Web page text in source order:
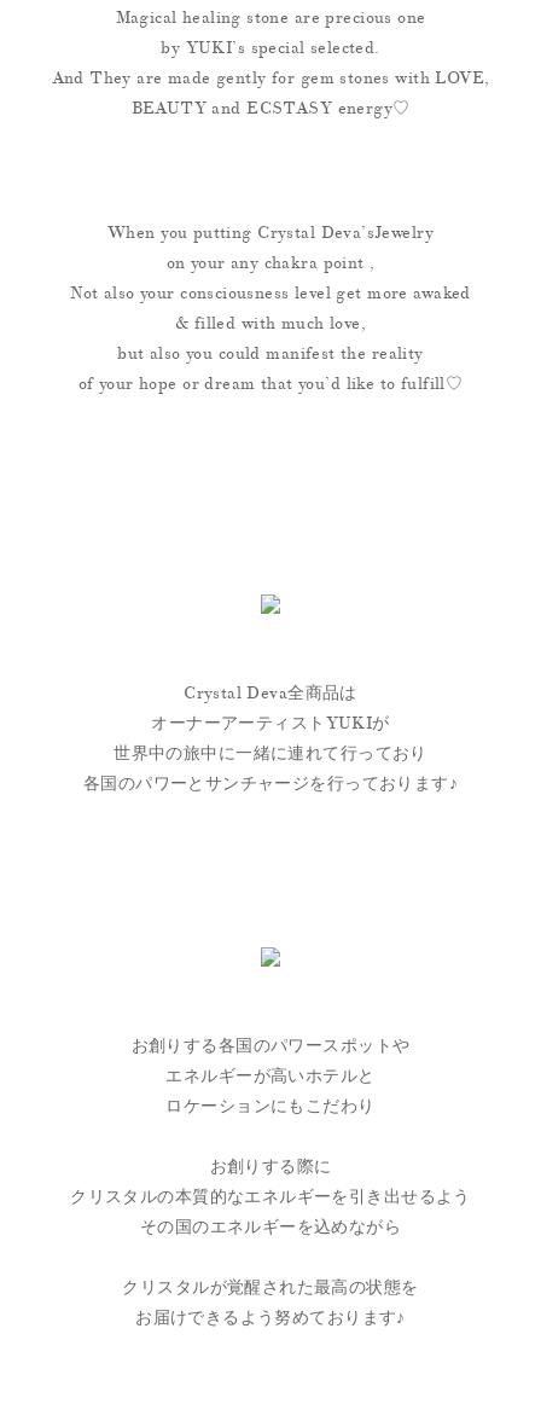
Magical healing stone are precious one
by YUKI’s special selected.
And They are made gently for gem stones with LOVE,
BEAUTY and ECSTASY energy♡
When you putting Crystal Deva’sJewelry
on your any chakra point ,
Not also your consciousness level get more awaked
& filled with much love,
but also you could manifest the reality
of your hope or dream that you’d like to fulfill♡
Crystal Deva全商品は
オーナーアーティストYUKIが
世界中の旅中に一緒に連れて行っており
各国のパワーとサンチャージを行っております♪
お創りする各国のパワースポットや
エネルギーが高いホテルと
ロケーションにもこだわり
お創りする際に
クリスタルの本質的なエネルギーを引き出せるよう
その国のエネルギーを込めながら
クリスタルが覚醒された最高の状態を
お届けできるよう努めております♪